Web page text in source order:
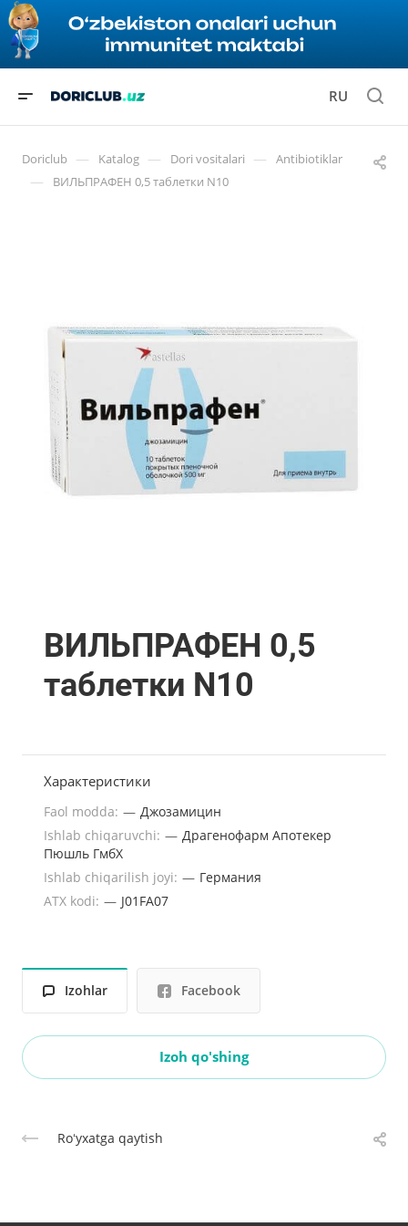
RU
Doriclub — Katalog — Dori vositalari — Antibiotiklar
— ВИЛЬПРАФЕН 0,5 таблетки N10
ВИЛЬПРАФЕН 0,5
таблетки N10
Характеристики
Faol modda: — Джозамицин
Ishlab chiqaruvchi: — Драгенофарм Апотекер
Пюшль ГмбХ
Ishlab chiqarilish joyi: — Германия
ATX kodi: — J01FA07
Izohlar Facebook
Izoh qo'shing
Roʻyxatga qaytish